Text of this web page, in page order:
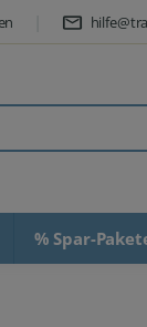
% Spar-